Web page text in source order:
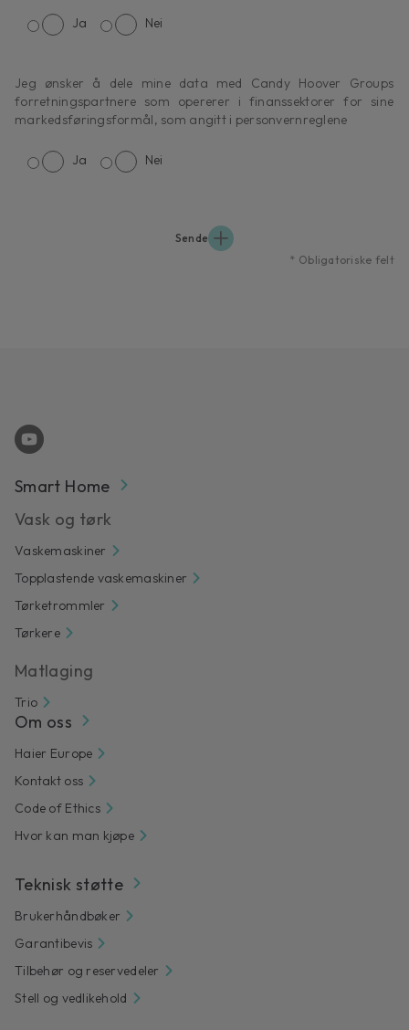
Ja Nei
Jeg ønsker å dele mine data med Candy Hoover Groups
forretningspartnere som opererer i finanssektorer for sine
markedsføringsformål, som angitt i personvernreglene
Ja Nei
Sende
* Obligatoriske felt
Smart Home
Vask og tørk
Vaskemaskiner
Topplastende vaskemaskiner
Tørketrommler
Tørkere
Matlaging
Trio
Om oss
Haier Europe
Kontakt oss
Code of Ethics
Hvor kan man kjøpe
Teknisk støtte
Brukerhåndbøker
Garantibevis
Tilbehør og reservedeler
Stell og vedlikehold